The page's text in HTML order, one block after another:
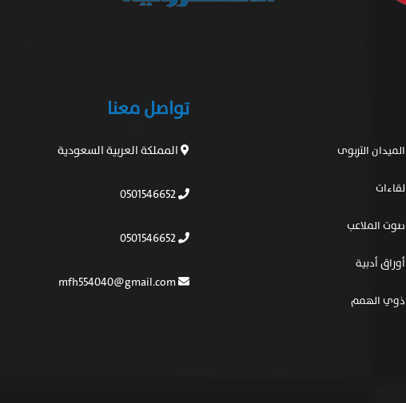
الميدان التربوى
لقاءات
صوت الملاعب
أوراق أدبية
ذوي الهمم
تواصل معنا
المملكة العربية السعودية
0501546652
0501546652
mfh554040@gmail.com